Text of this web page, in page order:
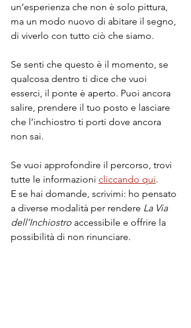
un’esperienza che non è solo pittura,
ma un modo nuovo di abitare il segno,
di viverlo con tutto ciò che siamo.
Se senti che questo è il momento, se
qualcosa dentro ti dice che vuoi
esserci, il ponte è aperto. Puoi ancora
salire, prendere il tuo posto e lasciare
che l’inchiostro ti porti dove ancora
non sai.
Se vuoi approfondire il percorso, trovi
tutte le informazioni cliccando qui.
E se hai domande, scrivimi: ho pensato
a diverse modalità per rendere La Via
dell’Inchiostro accessibile e offrire la
possibilità di non rinunciare.